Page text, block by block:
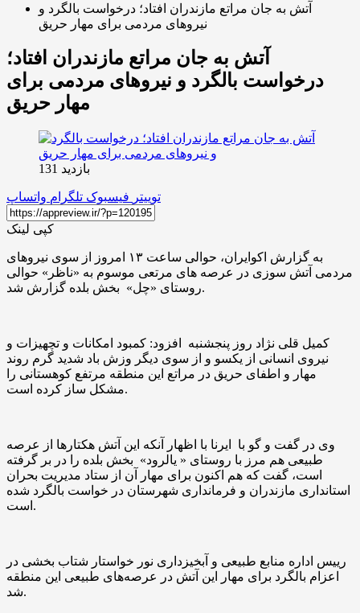
آتش به جان مراتع مازندران افتاد؛ درخواست بالگرد و
نیروهای مردمی برای مهار حریق
آتش به جان مراتع مازندران افتاد؛
درخواست بالگرد و نیروهای مردمی برای
مهار حریق
بازدید 131
توییتر فیسبوک تلگرام واتساپ
کپی لینک
به گزارش اکوایران، حوالی ساعت ۱۳ امروز از سوی نیروهای
مردمی آتش سوزی در عرصه های مرتعی موسوم به «ناظر» حوالی
روستای «چل» بخش بلده گزارش شد.
کمیل قلی نژاد روز پنجشنبه افزود: کمبود امکانات و تچهیزات و
نیروی انسانی از یکسو و از سوی دیگر وزش باد شدید گرم روند
مهار و اطفای حریق در مراتع این منطقه مرتفع کوهستانی را
مشکل ساز کرده است.
وی در گفت و گو با ایرنا با اظهار آنکه این آتش هکتارها از عرصه
طبیعی هم مرز با روستای « یالرود» بخش بلده را در بر گرفته
است، گفت که هم اکنون برای مهار آن از ستاد مدیریت بحران
استانداری مازندران و فرمانداری شهرستان در خواست بالگرد شده
است.
رییس اداره منابع طبیعی و آبخیزداری نور خواستار شتاب بخشی در
اعزام بالگرد برای مهار این آتش در عرصه‌های طبیعی این منطقه
شد.